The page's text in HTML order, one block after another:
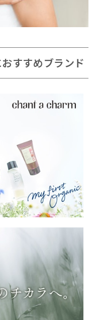
すすめブランド